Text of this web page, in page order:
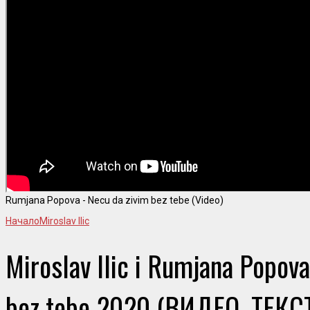
Rumjana Popova - Necu da zivim bez tebe (Video)
НачалоMiroslav Ilic
Miroslav Ilic i Rumjana